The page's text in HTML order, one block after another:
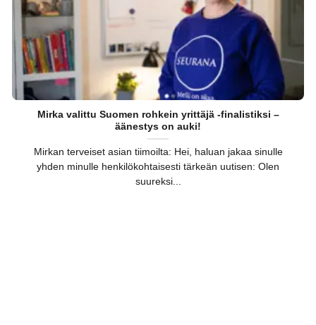
Mirka valittu Suomen rohkein yrittäjä -finalistiksi –
äänestys on auki!
Mirkan terveiset asian tiimoilta: Hei, haluan jakaa sinulle
yhden minulle henkilökohtaisesti tärkeän uutisen: Olen
suureksi...